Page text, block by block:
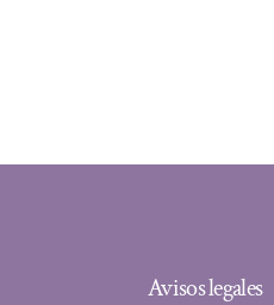
Avisos legales